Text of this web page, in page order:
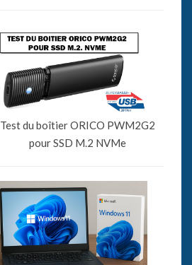
Test du boîtier ORICO PWM2G2
pour SSD M.2 NVMe